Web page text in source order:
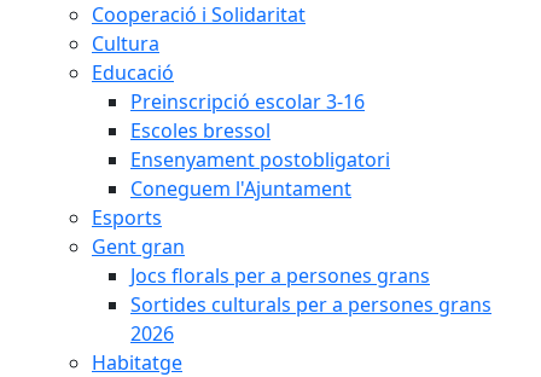
Cooperació i Solidaritat
Cultura
Educació
Preinscripció escolar 3-16
Escoles bressol
Ensenyament postobligatori
Coneguem l'Ajuntament
Esports
Gent gran
Jocs florals per a persones grans
Sortides culturals per a persones grans
2026
Habitatge